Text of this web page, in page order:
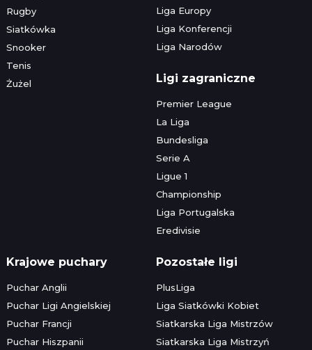
Rugby
Siatkówka
Snooker
Tenis
Żużel
Liga Europy
Liga Konferencji
Liga Narodów
Ligi zagraniczne
Premier League
La Liga
Bundesliga
Serie A
Ligue 1
Championship
Liga Portugalska
Eredivisie
Krajowe puchary
Puchar Anglii
Puchar Ligi Angielskiej
Puchar Francji
Puchar Hiszpanii
Pozostałe ligi
PlusLiga
Liga Siatkówki Kobiet
Siatkarska Liga Mistrzów
Siatkarska Liga Mistrzyń